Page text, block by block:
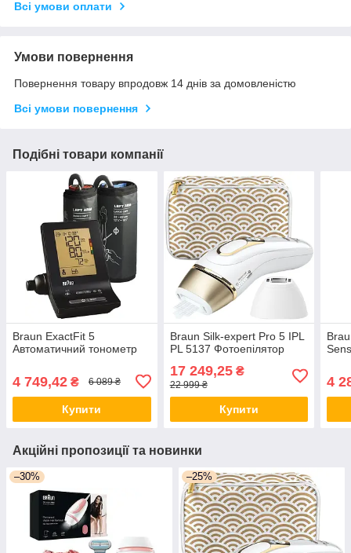
Всі умови оплати
Умови повернення
Повернення товару впродовж 14 днів за домовленістю
Всі умови повернення
Подібні товари компанії
Braun ExactFit 5
Автоматичний тонометр
4 749,42 ₴ 6 089 ₴
Купити
Braun Silk-expert Pro 5 IPL
PL 5137 Фотоепілятор
17 249,25₴
22 999 ₴
Купити
4
Акційні пропозиції та новинки
–30% –25%